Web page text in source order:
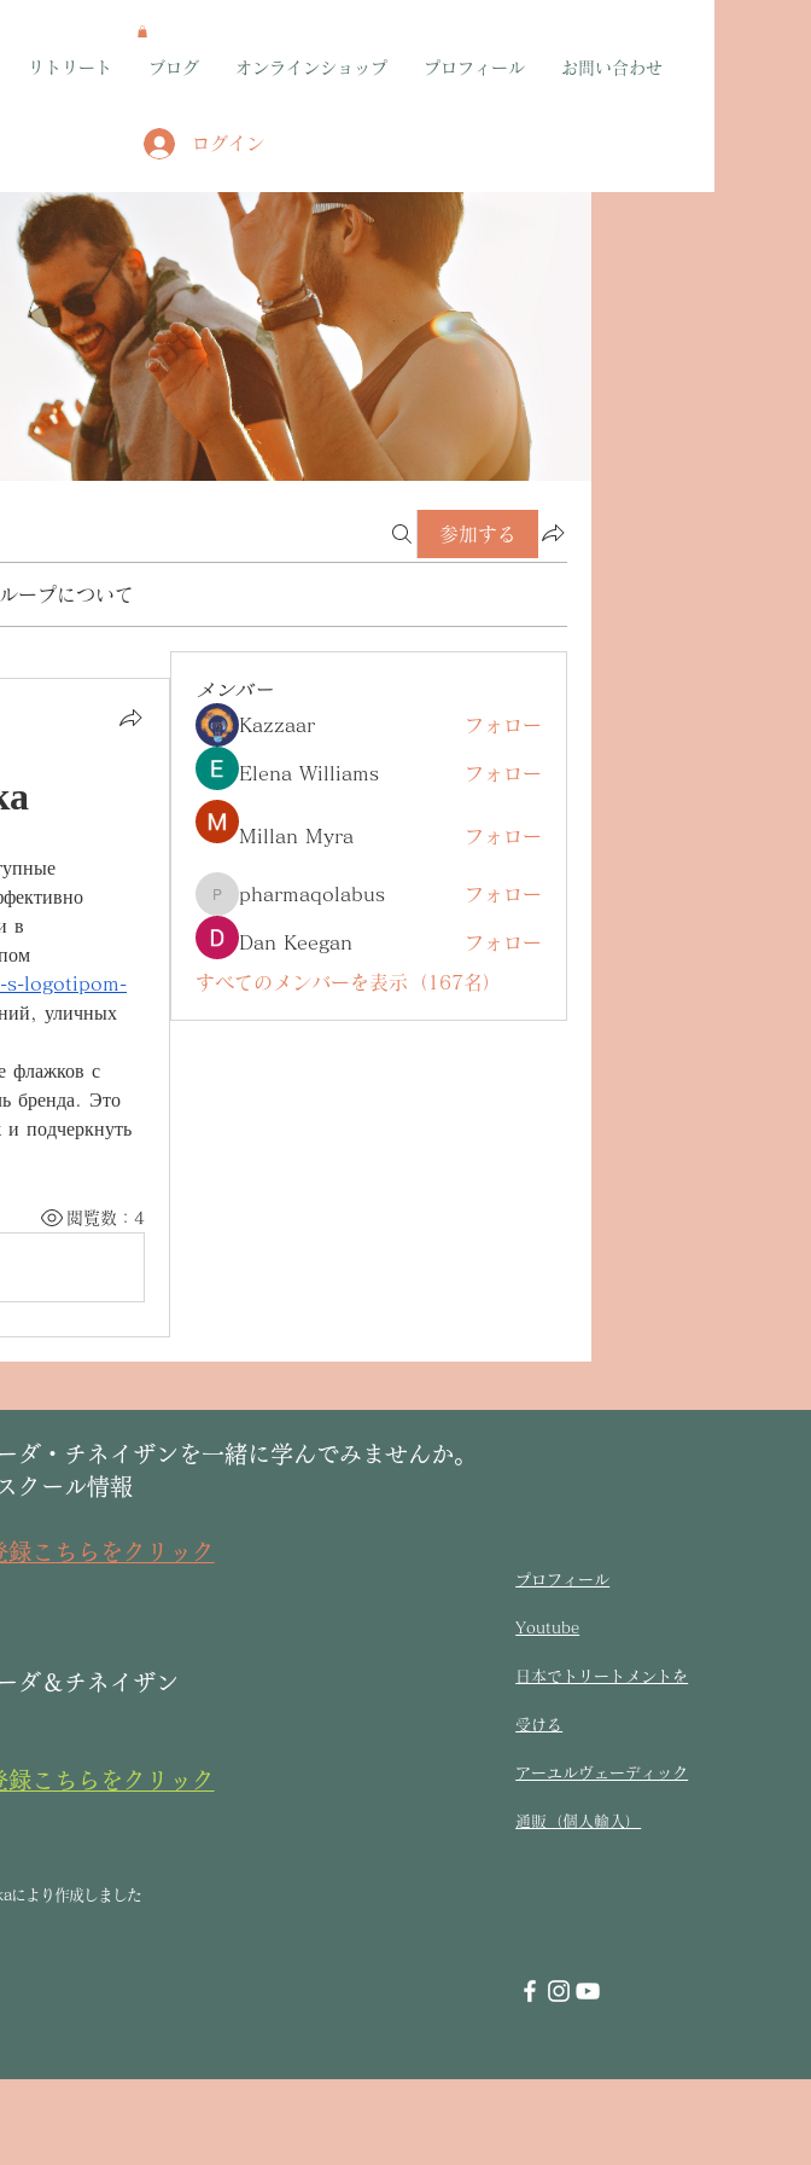
リトリート ブログ オンラインショップ プロフィール お問い合わせ
ログイン
参加する
ープについて
в
logotipom-
уличных
флажков с
бренда. Это
и подчеркнуть
閲覧数：4
メンバー
Kazzaar
フォロー
Elena Williams フォロー
Millan Myra フォロー
pharmaqolabus
pharmaqolabus フォロー
Dan Keegan フォロー
すべてのメンバーを表示（167名）
ダ・チネイザンを一緒に学んでみませんか。
クール情報
こちらをクリック
ダ＆チネイザン
こちらをクリック
により作成しました
プロフィール
Youtube
​日本でトリートメントを
受ける​
アーユルヴェーディック
通販（個人輸入）